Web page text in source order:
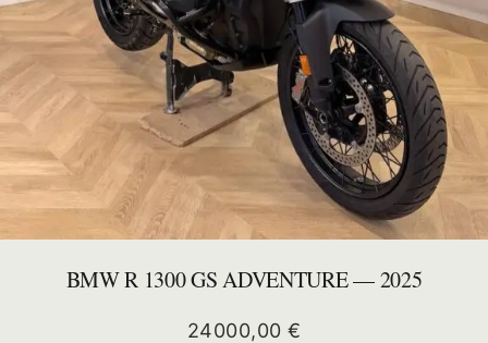
BMW R 1300 GS ADVENTURE — 2025
24000,00 €